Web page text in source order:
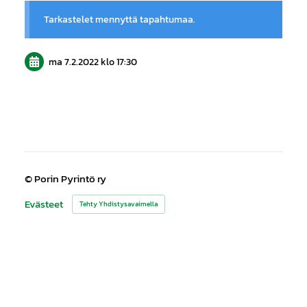
Tarkastelet mennyttä tapahtumaa.
ma 7.2.2022klo 17:30
©Porin Pyrintö ry
Evästeet
Tehty Yhdistysavaimella